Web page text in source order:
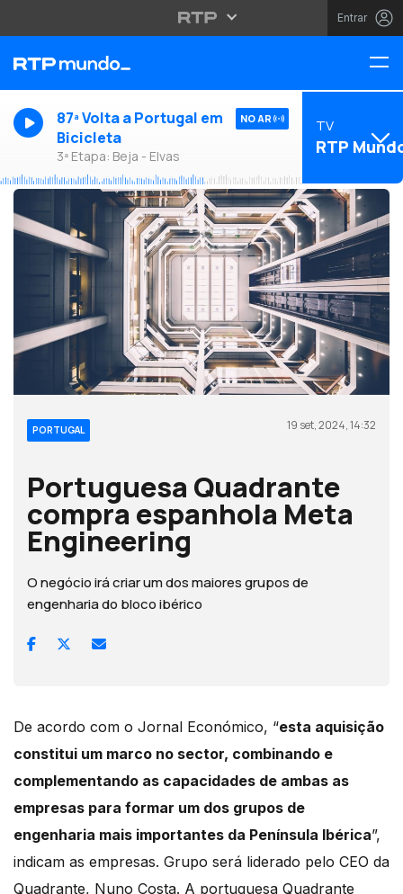
Entrar
87ª Volta a Portugal em
Bicicleta
3ª Etapa: Beja - Elvas
NO AR TV
RTP
PORTUGAL 19 set, 2024, 14:32
Portuguesa Quadrante
compra espanhola Meta
Engineering
O negócio irá criar um dos maiores grupos de
engenharia do bloco ibérico
De acordo com o Jornal Económico, “esta aquisição
constitui um marco no sector, combinando e
complementando as capacidades de ambas as
empresas para formar um dos grupos de
engenharia mais importantes da Península Ibérica”,
indicam as empresas. Grupo será liderado pelo CEO da
Quadrante, Nuno Costa. A portuguesa Quadrante